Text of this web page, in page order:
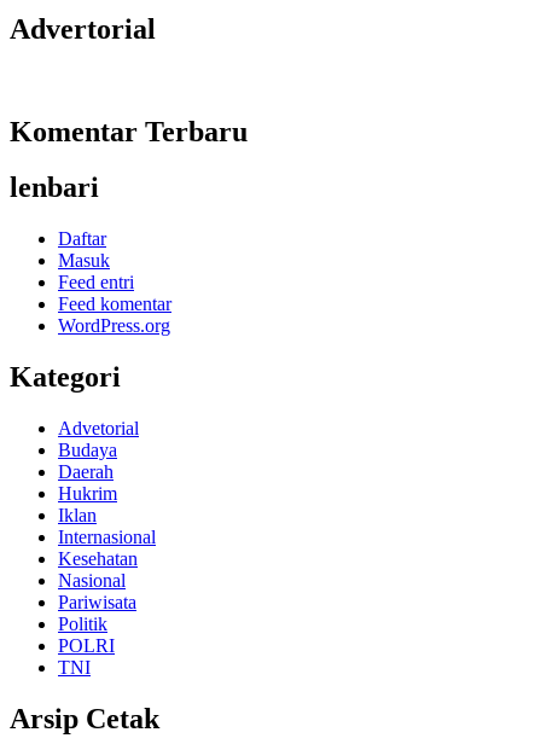
Advertorial
Komentar Terbaru
lenbari
Daftar
Masuk
Feed entri
Feed komentar
WordPress.org
Kategori
Advetorial
Budaya
Daerah
Hukrim
Iklan
Internasional
Kesehatan
Nasional
Pariwisata
Politik
POLRI
TNI
Arsip Cetak